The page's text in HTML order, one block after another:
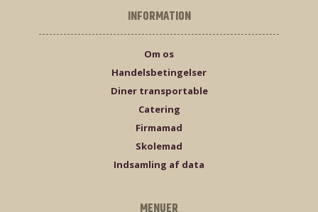
INFORMATION
Om os
Handelsbetingelser
Diner transportable
Catering
Firmamad
Skolemad
Indsamling af data